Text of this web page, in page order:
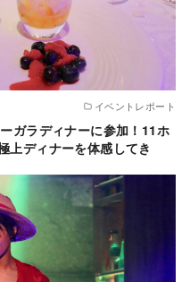
イベントレポート
ガラディナーに参加！11ホ
上ディナーを体感してき